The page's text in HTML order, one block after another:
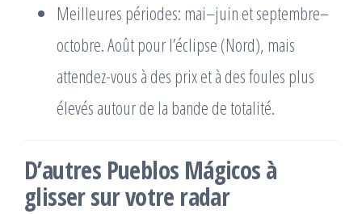
Meilleures périodes: mai–juin et septembre–
octobre. Août pour l’éclipse (Nord), mais
attendez-vous à des prix et à des foules plus
élevés autour de la bande de totalité.
D’autres Pueblos Mágicos à
glisser sur votre radar